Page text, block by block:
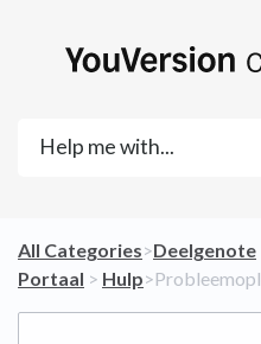
All Categories​>​​Deelgenote
Portaal ​ > ​ ​Hulp​>​